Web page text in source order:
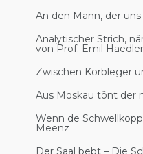
An den Mann, der
Analytischer Strich,
von Prof. Emil Haedler
Zwischen Korbleger
Aus Moskau tönt der
Wenn de
Meenz
Der Saal bebt – Die